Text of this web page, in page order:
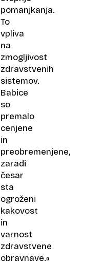
pomanjkanja.
To
vpliva
na
zmogljivost
zdravstvenih
sistemov.
Babice
so
premalo
cenjene
in
preobremenjene,
zaradi
česar
sta
ogroženi
kakovost
in
varnost
zdravstvene
obravnave.«